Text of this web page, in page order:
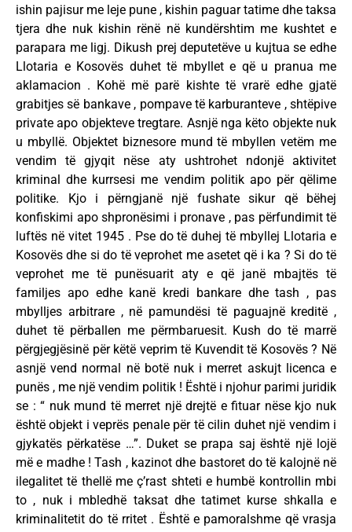
ishin pajisur me leje pune , kishin paguar tatime dhe taksa
tjera dhe nuk kishin rënë në kundërshtim me kushtet e
parapara me ligj. Dikush prej deputetëve u kujtua se edhe
Llotaria e Kosovës duhet të mbyllet e që u pranua me
aklamacion . Kohë më parë kishte të vrarë edhe gjatë
grabitjes së bankave , pompave të karburanteve , shtëpive
private apo objekteve tregtare. Asnjë nga këto objekte nuk
u mbyllë. Objektet biznesore mund të mbyllen vetëm me
vendim të gjyqit nëse aty ushtrohet ndonjë aktivitet
kriminal dhe kurrsesi me vendim politik apo për qëlime
politike. Kjo i përngjanë një fushate sikur që bëhej
konfiskimi apo shpronësimi i pronave , pas përfundimit të
luftës në vitet 1945 . Pse do të duhej të mbyllej Llotaria e
Kosovës dhe si do të veprohet me asetet që i ka ? Si do të
veprohet me të punësuarit aty e që janë mbajtës të
familjes apo edhe kanë kredi bankare dhe tash , pas
mbylljes arbitrare , në pamundësi të paguajnë kreditë ,
duhet të përballen me përmbaruesit. Kush do të marrë
përgjegjësinë për këtë veprim të Kuvendit të Kosovës ? Në
asnjë vend normal në botë nuk i merret askujt licenca e
punës , me një vendim politik ! Është i njohur parimi juridik
se : “ nuk mund të merret një drejtë e fituar nëse kjo nuk
është objekt i veprës penale për të cilin duhet një vendim i
gjykatës përkatëse …”. Duket se prapa saj është një lojë
më e madhe ! Tash , kazinot dhe bastoret do të kalojnë në
ilegalitet të thellë me ç’rast shteti e humbë kontrollin mbi
to , nuk i mbledhë taksat dhe tatimet kurse shkalla e
kriminalitetit do të rritet . Është e pamoralshme që vrasja